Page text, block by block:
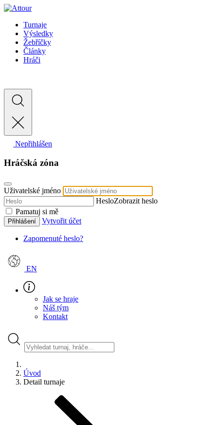
Turnaje
Výsledky
Žebříčky
Články
Hráči
Nepřihlášen
Hráčská zóna
Uživatelské jméno
HesloZobrazit heslo
Pamatuj si mě
Přihlášení Vytvořit účet
Zapomenuté heslo?
EN
Jak se hraje
Náš tým
Kontakt
Úvod
Detail turnaje